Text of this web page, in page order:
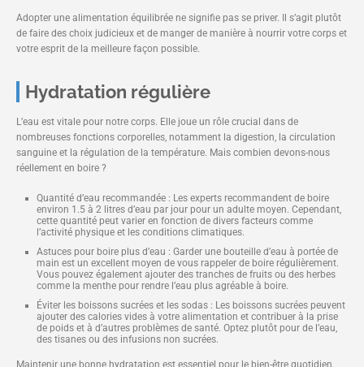
Adopter une alimentation équilibrée ne signifie pas se priver. Il s’agit plutôt
de faire des choix judicieux et de manger de manière à nourrir votre corps et
votre esprit de la meilleure façon possible.
Hydratation régulière
L’eau est vitale pour notre corps. Elle joue un rôle crucial dans de
nombreuses fonctions corporelles, notamment la digestion, la circulation
sanguine et la régulation de la température. Mais combien devons-nous
réellement en boire ?
Quantité d’eau recommandée : Les experts recommandent de boire
environ 1.5 à 2 litres d’eau par jour pour un adulte moyen. Cependant,
cette quantité peut varier en fonction de divers facteurs comme
l’activité physique et les conditions climatiques.
Astuces pour boire plus d’eau : Garder une bouteille d’eau à portée de
main est un excellent moyen de vous rappeler de boire régulièrement.
Vous pouvez également ajouter des tranches de fruits ou des herbes
comme la menthe pour rendre l’eau plus agréable à boire.
Éviter les boissons sucrées et les sodas : Les boissons sucrées peuvent
ajouter des calories vides à votre alimentation et contribuer à la prise
de poids et à d’autres problèmes de santé. Optez plutôt pour de l’eau,
des tisanes ou des infusions non sucrées.
Maintenir une bonne hydratation est essentiel pour le bien-être quotidien.